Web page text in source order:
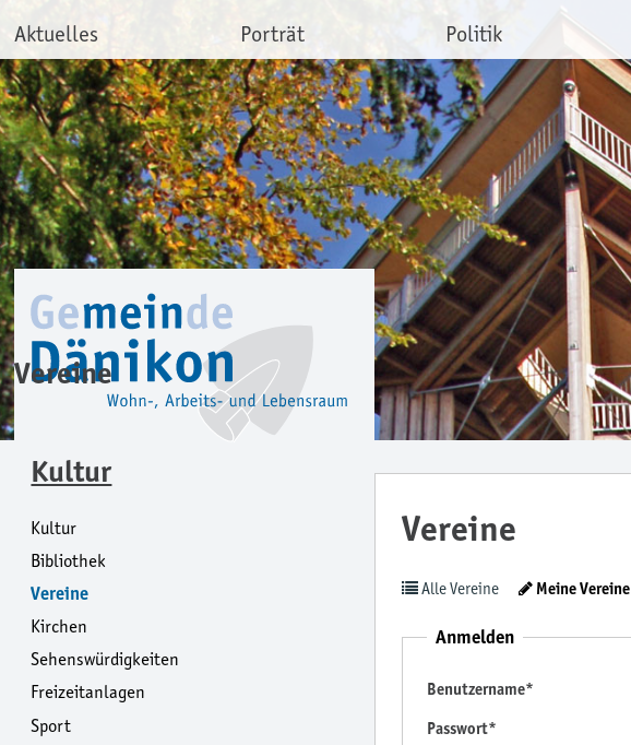
Aktuelles Porträt Politik
Vereine
Kultur
Kultur
Bibliothek
Vereine
Kirchen
Sehenswürdigkeiten
Freizeitanlagen
Sport
Vereine
Alle Vereine Meine Vereine
Anmelden
Benutzername*
Passwort*